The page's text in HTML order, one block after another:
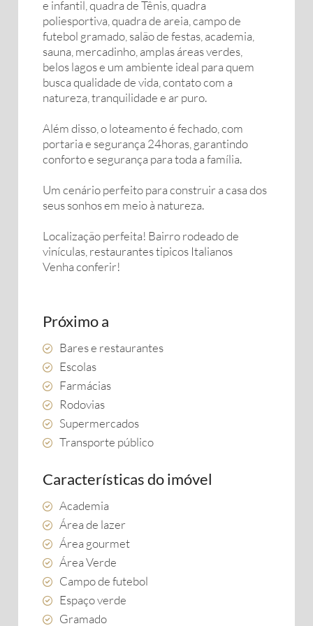
e infantil, quadra de Tênis, quadra
poliesportiva, quadra de areia, campo de
futebol gramado, salão de festas, academia,
sauna, mercadinho, amplas áreas verdes,
belos lagos e um ambiente ideal para quem
busca qualidade de vida, contato com a
natureza, tranquilidade e ar puro.
Além disso, o loteamento é fechado, com
portaria e segurança 24horas, garantindo
conforto e segurança para toda a família.
Um cenário perfeito para construir a casa dos
seus sonhos em meio à natureza.
Localização perfeita! Bairro rodeado de
vinículas, restaurantes tipicos Italianos
Venha conferir!
Próximo a
Bares e restaurantes
Escolas
Farmácias
Rodovias
Supermercados
Transporte público
Características do imóvel
Academia
Área de lazer
Área gourmet
Área Verde
Campo de futebol
Espaço verde
Gramado